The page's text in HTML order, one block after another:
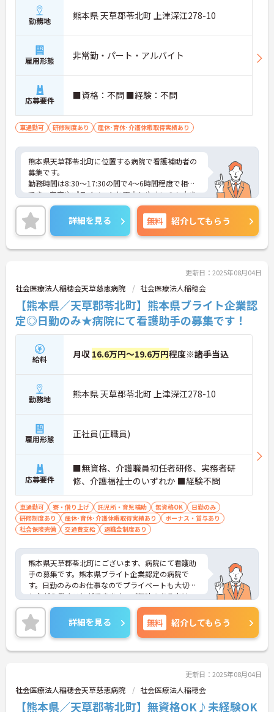
勤務地 熊本県 天草郡苓北町 上津深江278-10
雇用形態 非常勤・パート・アルバイト
応募要件 ■資格：不問 ■経験：不問
車通勤可 研修制度あり 産休･育休･介護休暇取得実績あり
熊本県天草郡苓北町に位置する病院で看護補助者の
募集です。
勤務時間は8:30～17:30の間で4～6時間程度で相談
でき、家庭やプライベートと両立しやすいのも大き
な魅力です。また、駐車場があり車通勤も可能なた
め、通勤も便利です。
ご興味のある方には、面接対策ポイントなどさらに
詳細をお話いたしますので、お気軽にご相談くださ
い。
詳細を見る 無料 紹介してもらう
更新日：2025年08月04日
社会医療法人稲穂会天草慈恵病院 社会医療法人稲穂会
【熊本県／天草郡苓北町】熊本県ブライト企業認
定◎日勤のみ★病院にて看護助手の募集です！
給料 月収 16.6万円～19.6万円程度※諸手当込
勤務地 熊本県 天草郡苓北町 上津深江278-10
雇用形態 正社員(正職員)
応募要件
■無資格、介護職員初任者研修、実務者研
修、介護福祉士のいずれか ■経験不問
車通勤可 寮・借り上げ 託児所・育児補助 無資格OK
日勤のみ
研修制度あり
産休･育休･介護休暇取得実績あり
ボーナス・賞与あり
社会保険完備
交通費支給 退職金制度あり
熊本県天草郡苓北町にございます、病院にて看護助
手の募集です。熊本県ブライト企業認定の病院で
す。日勤のみのお仕事なのでプライベートも大切に
しながら働くことができます。ご興味のある方は、
マイナビ介護職までお問い合わせください。
詳細を見る 無料 紹介してもらう
更新日：2025年08月04日
社会医療法人稲穂会天草慈恵病院 社会医療法人稲穂会
【熊本県／天草郡苓北町】無資格OK♪未経験OK